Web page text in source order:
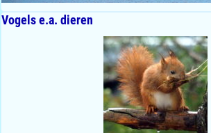
Vogels e.a. dieren